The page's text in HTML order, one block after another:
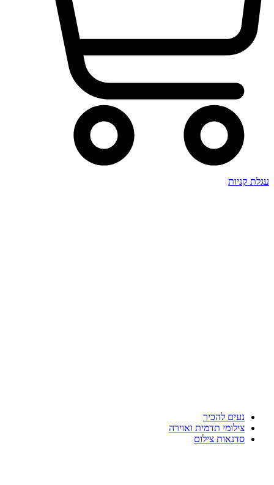
עגלת קניות
נעים להכיר
צילומי תדמית ואוירה
סדנאות צילום